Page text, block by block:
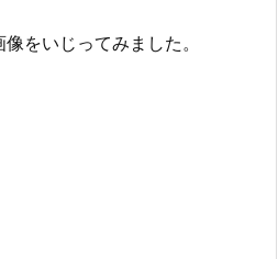
をいじってみました。